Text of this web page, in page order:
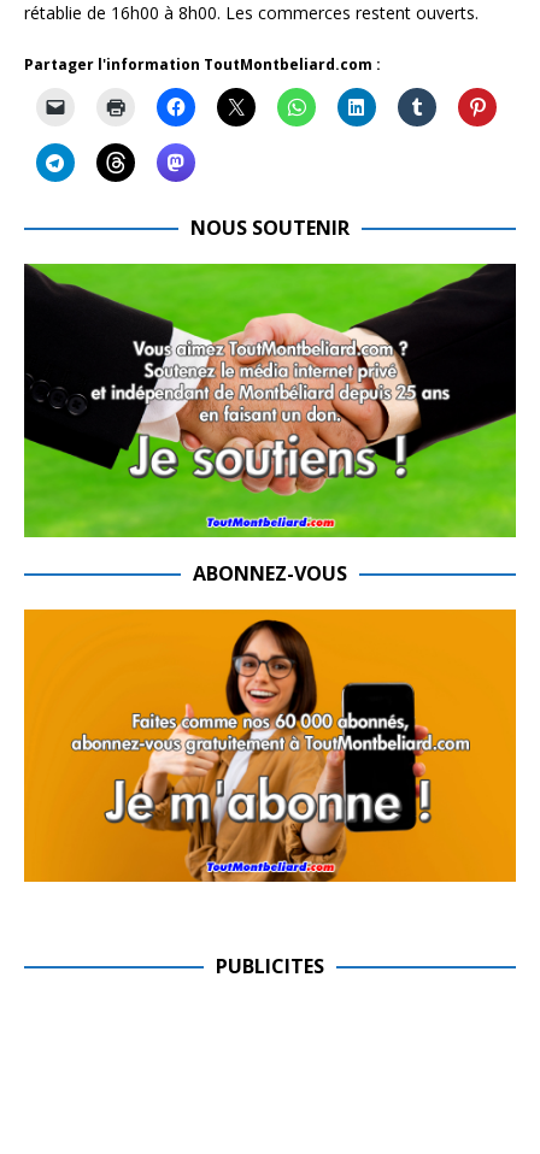
rétablie de 16h00 à 8h00. Les commerces restent ouverts.
Partager l'information ToutMontbeliard.com :
NOUS SOUTENIR
ABONNEZ-VOUS
PUBLICITES